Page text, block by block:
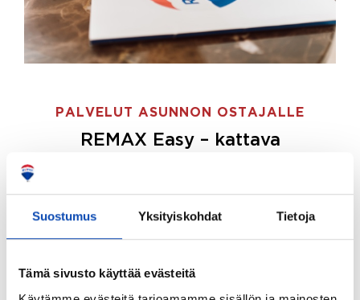
Suostumus Yksityiskohdat Tietoja
Tämä sivusto käyttää evästeitä
PALVELUT ASUNNON OSTAJALLE
REMAX Easy – kattava
ostajille.
Tee ostotoimeksianto ja etsimme juuri